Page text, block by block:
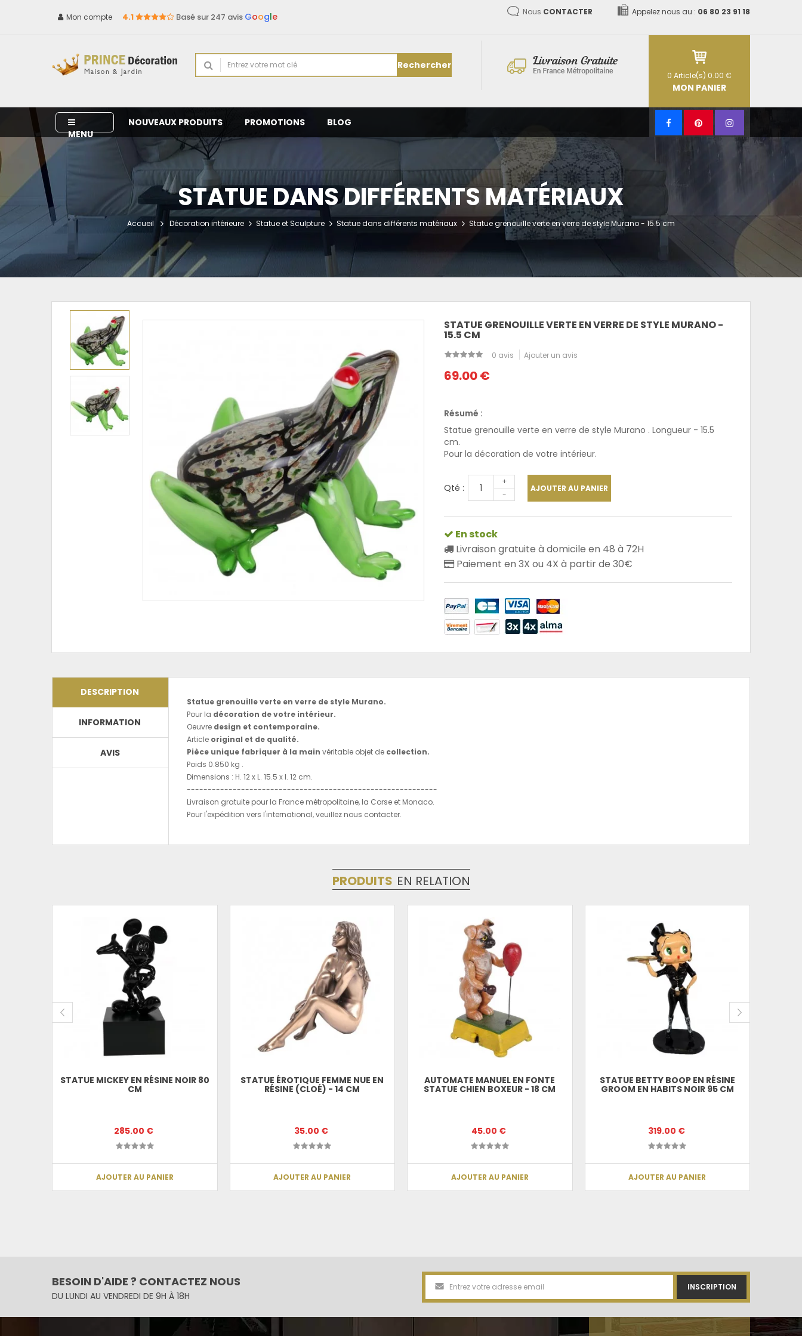
Mon compte 4.1 Basé sur 247 avis Google Nous CONTACTER Appelez nous au : 06 80 23 91 18
Rechercher
0 Article(s) 0.00 €
MON PANIER
MENU
NOUVEAUX PRODUITS PROMOTIONS BLOG
STATUE DANS DIFFÉRENTS MATÉRIAUX
Accueil Décoration intérieure Statue et Sculpture Statue dans différents matériaux Statue grenouille verte en verre de style Murano - 15.5 cm
STATUE GRENOUILLE VERTE EN VERRE DE STYLE MURANO -
15.5 CM
0 avis Ajouter un avis
69.00 €
Résumé :
Statue grenouille verte en verre de style Murano . Longueur - 15.5
cm.
Pour la décoration de votre intérieur.
Qté :
+
-
AJOUTER AU PANIER
En stock
Livraison gratuite à domicile en 48 à 72H
Paiement en 3X ou 4X à partir de 30€
DESCRIPTION
INFORMATION
AVIS
Statue grenouille verte en verre de style Murano.
Pour la décoration de votre intérieur.
Oeuvre design et contemporaine.
Article original et de qualité.
Pièce unique fabriquer à la main véritable objet de collection.
Poids 0.850 kg .
Dimensions : H. 12 x L. 15.5 x l. 12 cm.
------------------------------------------------------------
Livraison gratuite pour la France métropolitaine, la Corse et Monaco.
Pour l'expédition vers l'international, veuillez nous contacter.
PRODUITS EN RELATION
STATUE MICKEY EN RÉSINE NOIR 80
CM
285.00 €
AJOUTER AU PANIER
STATUE ÉROTIQUE FEMME NUE EN
RÉSINE (CLOÉ) - 14 CM
35.00 €
AJOUTER AU PANIER
AUTOMATE MANUEL EN FONTE
STATUE CHIEN BOXEUR - 18 CM
45.00 €
AJOUTER AU PANIER
STATUE BETTY BOOP EN RÉSINE
GROOM EN HABITS NOIR 95 CM
319.00 €
AJOUTER AU PANIER
BESOIN D'AIDE ? CONTACTEZ NOUS
DU LUNDI AU VENDREDI DE 9H À 18H
INSCRIPTION